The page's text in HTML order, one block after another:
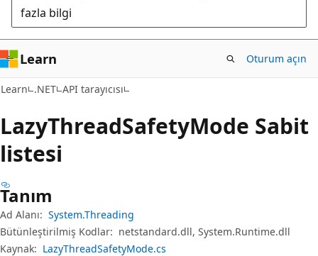
fazla bilgi
Learn Oturum açın
Learn .NET API tarayıcısı
LazyThreadSafetyMode Sabit
listesi
Tanım
Ad Alanı: System.Threading
Bütünleştirilmiş Kodlar: netstandard.dll, System.Runtime.dll
Kaynak: LazyThreadSafetyMode.cs